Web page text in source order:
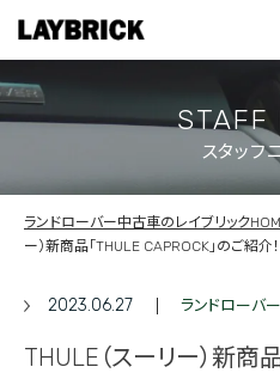
PRIVACY
STAFF
スタッフ
ランドローバー中古車のレイブリック
ー）新商品「THULE CAPROCK」のご紹介！
2023.06.27 ランドローバ
THULE（スーリー）新商